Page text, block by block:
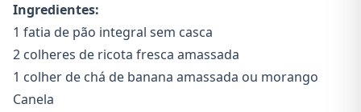
Ingredientes:
1 fatia de pão integral sem casca
2 colheres de ricota fresca amassada
1 colher de chá de banana amassada ou morango
Canela